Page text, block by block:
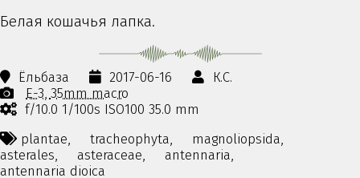
Белая кошачья лапка.
Ёльбаза 2017-06-16
К.С.
E-3 35mm macro
f/10.0 1/100s ISO100 35.0 mm
plantae,
tracheophyta,
magnoliopsida,
asterales,
asteraceae,
antennaria,
antennaria dioica